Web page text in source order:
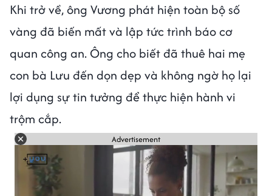
Khi trở về, ông Vương phát hiện toàn bộ số
vàng đã biến mất và lập tức trình báo cơ
quan công an. Ông cho biết đã thuê hai mẹ
con bà Lưu đến dọn dẹp và không ngờ họ lại
lợi dụng sự tin tưởng để thực hiện hành vi
trộm cắp.
Advertisement